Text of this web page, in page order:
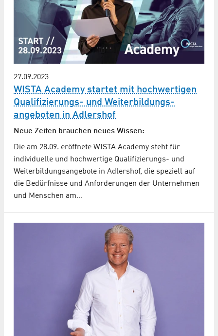
27.09.2023
WISTA Academy startet mit hochwertigen
Qualifizierungs- und Weiterbildungs­
angeboten in Adlershof
Neue Zeiten brauchen neues Wissen:
Die am 28.09. eröffnete WISTA Academy steht für
individuelle und hochwertige Qualifizierungs- und
Weiterbildungsangebote in Adlershof, die speziell auf
die Bedürfnisse und Anforderungen der Unternehmen
und Menschen am…